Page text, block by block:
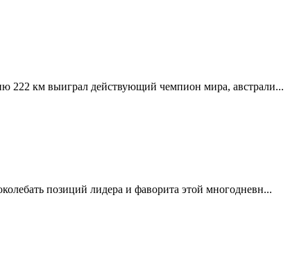
222 км выиграл действующий чемпион мира, австрали...
позиций лидера и фаворита этой многодневн...